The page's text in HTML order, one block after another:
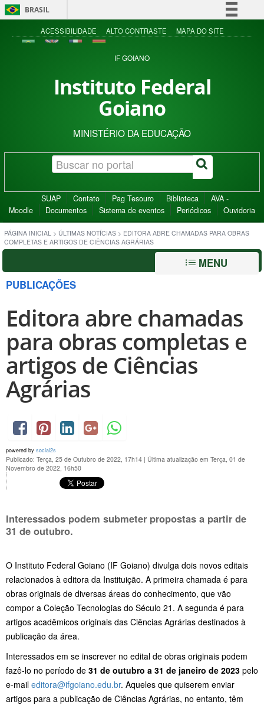
BRASIL
Simplifique!
Acesso à informação
ACESSIBILIDADE ALTO CONTRASTE MAPA DO SITE
IF GOIANO
Instituto Federal
Goiano
MINISTÉRIO DA EDUCAÇÃO
SUAP Contato Pag Tesouro Biblioteca
AVA -
Moodle
Documentos Sistema de eventos Periódicos Ouvidoria
PÁGINA INICIAL > ÚLTIMAS NOTÍCIAS > EDITORA ABRE CHAMADAS PARA OBRAS
COMPLETAS E ARTIGOS DE CIÊNCIAS AGRÁRIAS
MENU
PUBLICAÇÕES
Editora abre chamadas
para obras completas e
artigos de Ciências
Agrárias
powered by social2s
Publicado: Terça, 25 de Outubro de 2022, 17h14 | Última atualização em Terça, 01 de
Novembro de 2022, 16h50
Interessados podem submeter propostas a partir de
31 de outubro.
O Instituto Federal Goiano (IF Goiano) divulga dois novos editais
relacionados à editora da Instituição. A primeira chamada é para
obras originais de diversas áreas do conhecimento, que vão
compor a Coleção Tecnologias do Século 21. A segunda é para
artigos acadêmicos originais das Ciências Agrárias destinados à
publicação da área.
Interessados em se inscrever no edital de obras originais podem
fazê-lo no período de 31 de outubro a 31 de janeiro de 2023 pelo
e-mail editora@ifgoiano.edu.br. Aqueles que quiserem enviar
artigos para a publicação de Ciências Agrárias, no entanto, têm